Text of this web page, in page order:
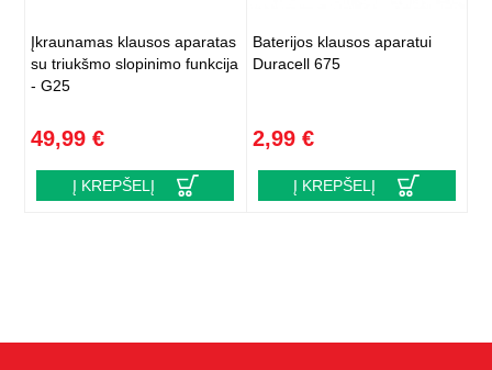
Įkraunamas klausos aparatas
su triukšmo slopinimo funkcija
- G25
49,99 €
Į KREPŠELĮ
Baterijos klausos aparatui
Duracell 675
2,99 €
Į KREPŠELĮ